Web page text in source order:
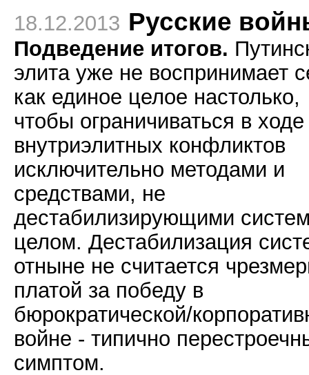
18.12.2013 Русские
Подведение итогов.
элита уже не воспринимает
как единое целое настолько,
чтобы ограничиваться в ходе
внутриэлитных конфликтов
исключительно методами и
средствами, не
дестабилизирующими
целом. Дестабилизация
отныне не считается
платой за победу в
бюрократической/
войне - типично
симптом.